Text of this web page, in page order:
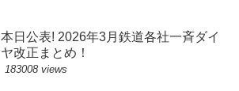
本日公表! 2026年3月鉄道各社一斉ダイ
ヤ改正まとめ！
183008 views